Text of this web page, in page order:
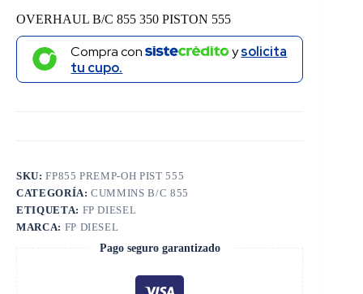
OVERHAUL B/C 855 350 PISTON 555
Compra con ysolicita
tu cupo.
SKU:FP855 PREMP-OH PIST 555
CATEGORÍA:CUMMINS B/C 855
ETIQUETA: FP DIESEL
MARCA: FP DIESEL
Pago seguro garantizado